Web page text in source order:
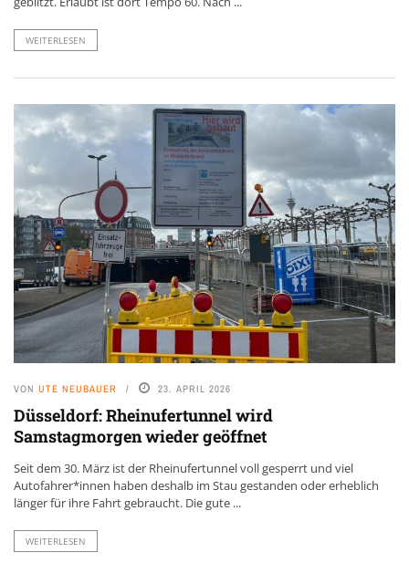
WEITERLESEN
VON UTE NEUBAUER 23. APRIL 2026
Düsseldorf: Rheinufertunnel wird
Samstagmorgen wieder geöffnet
Seit dem 30. März ist der Rheinufertunnel voll gesperrt und viel
Autofahrer*innen haben deshalb im Stau gestanden oder erheblich
länger für ihre Fahrt gebraucht. Die gute ...
WEITERLESEN